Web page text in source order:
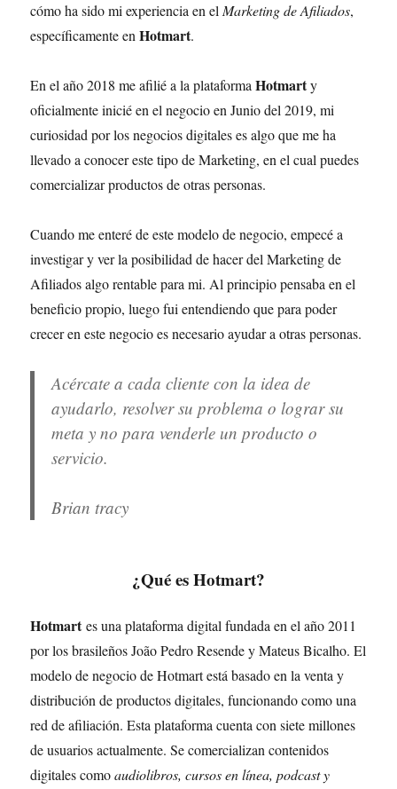
cómo ha sido mi experiencia en el Marketing de Afiliados,
específicamente enHotmart.
En el año 2018 me afilié a la plataformaHotmarty
oficialmente inicié en el negocio en Junio del 2019, mi
curiosidad por los negocios digitales es algo que me ha
llevado a conocer este tipo de Marketing, en el cual puedes
comercializar productos de otras personas.
Cuando me enteré de este modelo de negocio, empecé a
investigar y ver la posibilidad de hacer del Marketing de
Afiliados algo rentable para mi. Al principio pensaba en el
beneficio propio, luego fui entendiendo que para poder
crecer en este negocio es necesario ayudar a otras personas.
Acércate a cada cliente con la idea de
ayudarlo, resolver su problema o lograr su
meta y no para venderle un producto o
servicio.
Brian tracy
¿Qué es Hotmart?
Hotmartes una plataforma digital fundada en el año 2011
por los brasileños João Pedro Resende y Mateus Bicalho. El
modelo de negocio de Hotmart está basado en la venta y
distribución de productos digitales, funcionando como una
red de afiliación. Esta plataforma cuenta con siete millones
de usuarios actualmente. Se comercializan contenidos
digitales comoaudiolibros, cursos en línea, podcast y